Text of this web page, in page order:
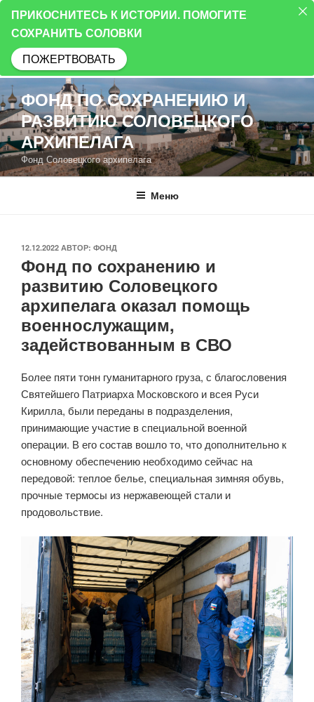
Перейти
к
содержимому
ФОНД ПО СОХРАНЕНИЮ И
РАЗВИТИЮ СОЛОВЕЦКОГО
АРХИПЕЛАГА
Фонд Соловецкого архипелага
Меню
ОПУБЛИКОВАНО
12.12.2022 АВТОР: ФОНД
Фонд по сохранению и
развитию Соловецкого
архипелага оказал помощь
военнослужащим,
задействованным в СВО
Более пяти тонн гуманитарного груза, с благословения
Святейшего Патриарха Московского и всея Руси
Кирилла, были переданы в подразделения,
принимающие участие в специальной военной
операции. В его состав вошло то, что дополнительно к
основному обеспечению необходимо сейчас на
передовой: теплое белье, специальная зимняя обувь,
прочные термосы из нержавеющей стали и
продовольствие.
ПРИКОСНИТЕСЬ К ИСТОРИИ. ПОМОГИТЕ
СОХРАНИТЬ СОЛОВКИ
ПОЖЕРТВОВАТЬ